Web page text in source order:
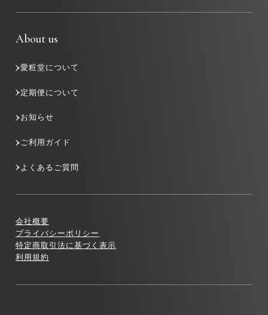
About us
愛粧堂について
定期便について
お知らせ
ご利用ガイド
よくあるご質問
会社概要
プライバシーポリシー
特定商取引法に基づく表示
利用規約